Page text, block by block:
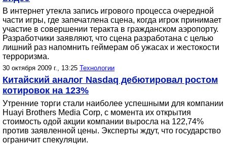
В интернет утекла запись игрового процесса очередной
части игры, где запечатлена сцена, когда игрок принимает
участие в совершении теракта в гражданском аэропорту.
Разработчики заявляют, что сцена разработана с целью
лишний раз напомнить геймерам об ужасах и жестокости
терроризма.
30 октября 2009 г., 13:25 Технологии
Китайский аналог Nasdaq дебютировал ростом
котировок на 123%
Утренние торги стали наиболее успешными для компании
Huayi Brothers Media Corp, с момента их открытия
стоимость одой акции компании выросла на 122,74%
против заявленной цены. Эксперты ждут, что государство
ограничит спекуляции.